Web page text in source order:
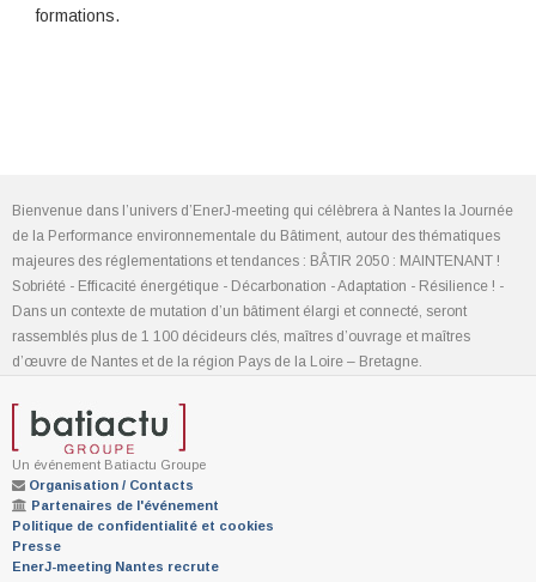
formations.
Bienvenue dans l’univers d’EnerJ-meeting qui célèbrera à Nantes la Journée
de la Performance environnementale du Bâtiment, autour des thématiques
majeures des réglementations et tendances : BÂTIR 2050 : MAINTENANT !
Sobriété - Efficacité énergétique - Décarbonation - Adaptation - Résilience ! -
Dans un contexte de mutation d’un bâtiment élargi et connecté, seront
rassemblés plus de 1 100 décideurs clés, maîtres d’ouvrage et maîtres
d’œuvre de Nantes et de la région Pays de la Loire – Bretagne.
Un événement Batiactu Groupe
Organisation / Contacts
Partenaires de l'événement
Politique de confidentialité et cookies
Presse
EnerJ-meeting Nantes recrute